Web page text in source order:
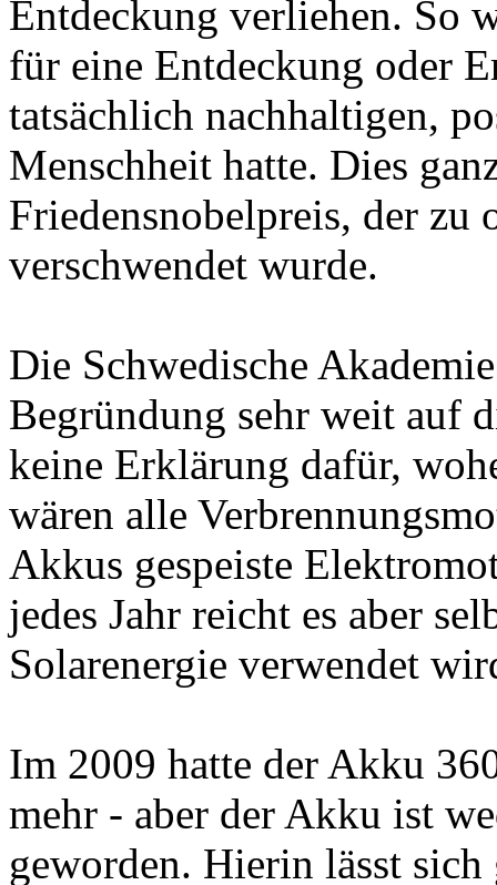
Entdeckung verliehen. So
für eine Entdeckung oder
tatsächlich nachhaltigen,
Menschheit hatte. Dies
Friedensnobelpreis, der zu
verschwendet wurde.
Die Schwedische
Begründung sehr weit auf
keine Erklärung dafür,
wären alle
Akkus gespeiste
jedes Jahr reicht es aber
Solarenergie verwendet
Im 2009 hatte der Akku
mehr - aber der Akku ist
geworden. Hierin lässt